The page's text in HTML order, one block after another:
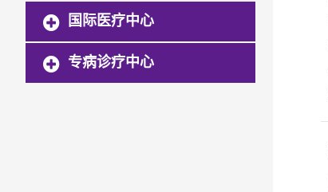
国际医疗中心
专病诊疗中心